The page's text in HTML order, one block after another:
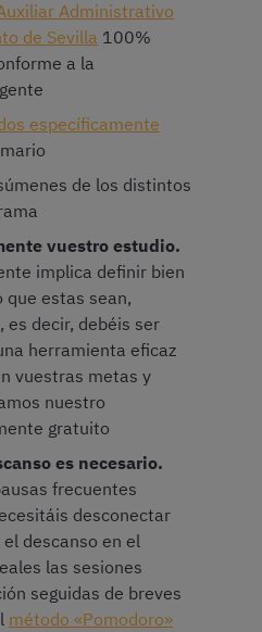
Administrativo
de Sevilla 100%
a la
específicamente
de los distintos
vuestro estudio.
implica definir bien
estas sean,
es decir, debéis ser
herramienta eficaz
vuestras metas y
nuestro
gratuito
es necesario.
frecuentes
desconectar
descanso en el
las sesiones
seguidas de breves
método «Pomodoro»